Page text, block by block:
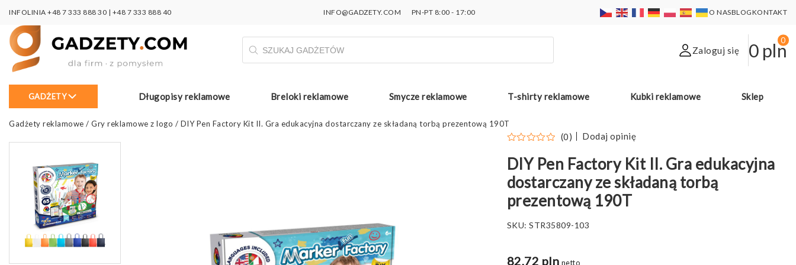
INFOLINIA +48 7 333 888 30 | +48 7 333 888 40 INFO@GADZETY.COM PN-PT 8:00 - 17:00 O NASBLOGKONTAKT
Wyszukiwarka
produktów
Zaloguj się 0 pln
0
GADŻETY Długopisy reklamowe Breloki reklamowe Smycze reklamowe T-shirty reklamowe Kubki reklamowe Sklep
Gadżety reklamowe / Gry reklamowe z logo / DIY Pen Factory Kit II. Gra edukacyjna dostarczany ze składaną torbą prezentową 190T
(0) Dodaj opinię
DIY Pen Factory Kit II. Gra edukacyjna
dostarczany ze składaną torbą
prezentową 190T
SKU:STR35809-103
82,72 pln netto